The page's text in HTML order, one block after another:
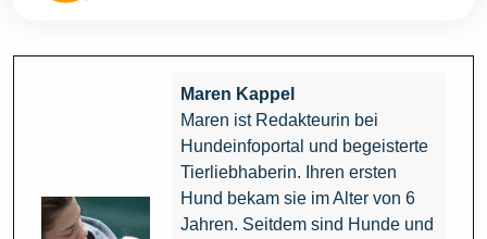
Maren Kappel
Maren ist Redakteurin bei
Hundeinfoportal und begeisterte
Tierliebhaberin. Ihren ersten
Hund bekam sie im Alter von 6
Jahren. Seitdem sind Hunde und